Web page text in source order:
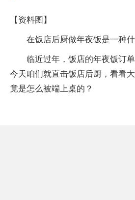
【资料图】
在饭店后厨做年夜饭是一种
临近过年，饭店的年夜饭订
今天咱们就直击饭店后厨，看看
竟是怎么被端上桌的？